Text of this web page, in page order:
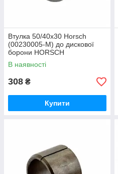
Втулка 50/40х30 Horsch
(00230005-M) до дискової
борони HORSCH
В наявності
308 ₴
Купити